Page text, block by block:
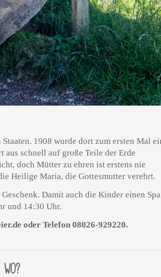
1908 wurde dort zum ersten Mal
aus schnell auf große Teile der Erde
doch Mütter zu ehren ist erstens nie
Heilige Maria, die Gottesmutter verehrt.
Damit auch die Kinder einen
und 14:30 Uhr.
oder Telefon 08026-929220.
WO?